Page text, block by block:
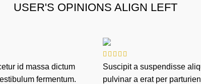
USER'S OPINIONS ALIGN LEFT
id massa dictum
fermentum.
Suscipit a suspendisse
pulvinar a erat per